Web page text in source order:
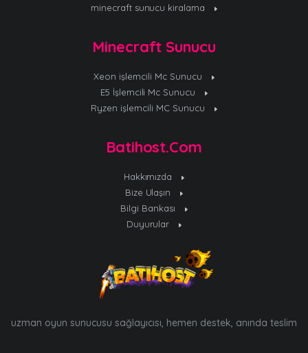
minecraft sunucu kiralama
Minecraft Sunucu
Xeon işlemcili Mc Sunucu
E5 İşlemcili Mc Sunucu
Ryzen işlemcili MC Sunucu
Batihost.Com
Hakkımızda
Bize Ulaşın
Bilgi Bankası
Duyurular
uzman oyun sunucusu sağlayıcısı, hemen destek, anında teslim